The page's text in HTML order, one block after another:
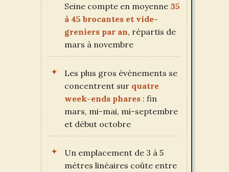
Seine compte en moyenne 35
à 45 brocantes et vide-
greniers par an, répartis de
mars à novembre
Les plus gros événements se
concentrent sur quatre
week-ends phares : fin
mars, mi-mai, mi-septembre
et début octobre
Un emplacement de 3 à 5
mètres linéaires coûte entre